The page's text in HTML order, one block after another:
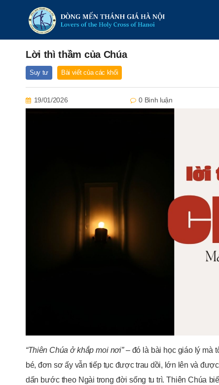
Lời thì thầm của Chúa
Suy tư Bài viết của các khối
19/01/2026 0 Bình luận
“Thiên Chúa ở khắp moi nơi”– đó là bài học giáo lý mà
bé, đơn sơ ấy vẫn tiếp tục được trau dồi, lớn lên và
dấn bước theo Ngài trong đời sống tu trì. Thiên Chúa